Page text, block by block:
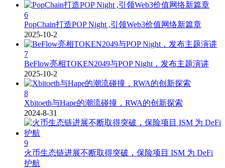
6
PopChain打造POP Night ,引领Web3价值网络新篇章
2025-10-2
7
BeFlow亮相TOKEN2049与POP Night，发布主题演讲
2025-10-2
8
Xbitoeth与Hape的潮流碰撞，RWA的创新探索
2024-8-31
9
火币生态链进展不断取得突破，保险项目 ISM 为 DeFi
护航